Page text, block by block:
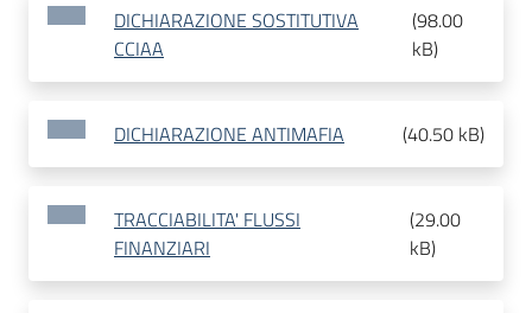
DICHIARAZIONE SOSTITUTIVA
CCIAA
(98.00
kB)
DICHIARAZIONE ANTIMAFIA (40.50 kB)
TRACCIABILITA' FLUSSI
FINANZIARI
(29.00
kB)